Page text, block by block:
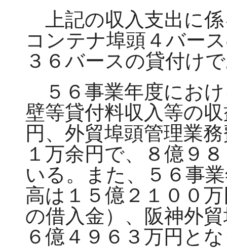
上記の収入支出に
コンテナ埠頭４バー
３６バースの貸付け
５６事業年度にお
壁等貸付料収入等の
円、外貿埠頭管理業
１万余円で、８億９
いる。また、５６事
高は１５億２１００
の借入金）、阪神外
６億４９６３万円と